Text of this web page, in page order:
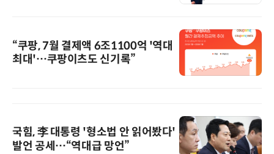
“쿠팡, 7월 결제액 6조1100억 '역대
최대'…쿠팡이츠도 신기록”
국힘, 李 대통령 '형소법 안 읽어봤다'
발언 공세…“역대급 망언”